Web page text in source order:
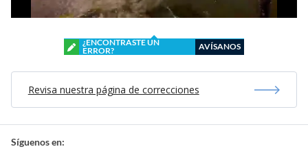
¿ENCONTRASTE UN
ERROR?
AVÍSANOS
Revisa nuestra página de correcciones
Síguenos en: